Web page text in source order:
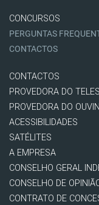
CONCURSOS
PERGUNTAS
CONTACTOS
CONTACTOS
PROVEDORA DO
PROVEDORA DO
ACESSIBILIDADES
SATÉLITES
A EMPRESA
CONSELHO GERAL
CONSELHO DE
CONTRATO DE